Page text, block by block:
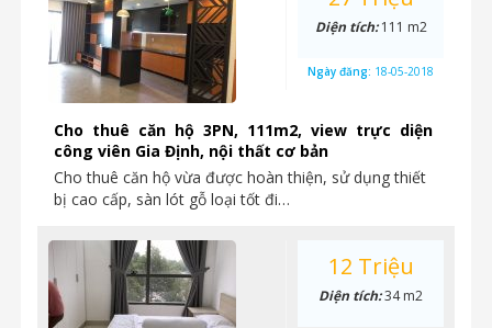
Cho thuê căn hộ 3PN, 111m2, view trực diện
công viên Gia Định, nội thất cơ bản
Cho thuê căn hộ vừa được hoàn thiện, sử dụng thiết
bị cao cấp, sàn lót gỗ loại tốt đi…
Diện tích:111 m2
Ngày đăng: 18-05-2018
12 Triệu
Diện tích:34 m2